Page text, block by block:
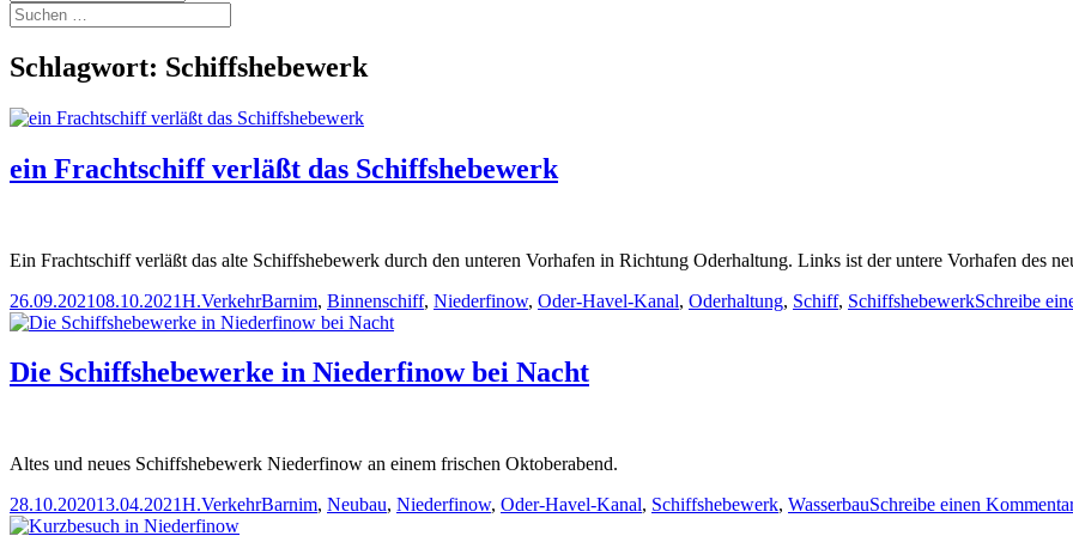
Suchen
nach:
Schlagwort: Schiffshebewerk
ein Frachtschiff verläßt das Schiffshebewerk
Ein Frachtschiff verläßt das alte Schiffshebewerk durch den unteren Vorhafen in Richtung Oderhaltung. Links ist der untere Vorhafen des
Veröffentlicht
am
26.09.202108.10.2021Autor
H.Kategorien
VerkehrSchlagwörter
Barnim, Binnenschiff, Niederfinow, Oder-Havel-Kanal, Oderhaltung, Schiff, SchiffshebewerkSchreibe
Die Schiffshebewerke in Niederfinow bei Nacht
Altes und neues Schiffshebewerk Niederfinow an einem frischen Oktoberabend.
Veröffentlicht
am
28.10.202013.04.2021Autor
H.Kategorien
VerkehrSchlagwörter
Barnim, Neubau, Niederfinow, Oder-Havel-Kanal, Schiffshebewerk, WasserbauSchreibe einen